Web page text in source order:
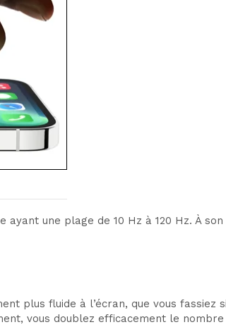
une plage de 10 Hz à 120 Hz. À
plus fluide à l’écran, que vous
vous doublez efficacement le